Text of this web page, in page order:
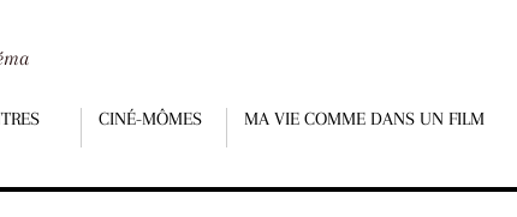
CINÉ-MÔMES
MA VIE COMME DANS UN FILM